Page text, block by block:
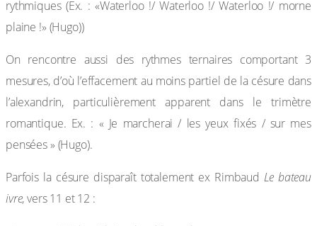
rythmiques (Ex. : «Waterloo !/ Waterloo !/ Waterloo !/ morne
plaine !» (Hugo))
On rencontre aussi des rythmes ternaires comportant 3
mesures, d’où l’effacement au moins partiel de la césure dans
l’alexandrin, particulièrement apparent dans le trimètre
romantique. Ex. : « Je marcherai / les yeux fixés / sur mes
pensées » (Hugo).
Parfois la césure disparaît totalement ex Rimbaud Le bateau
ivre, vers 11 et 12 :